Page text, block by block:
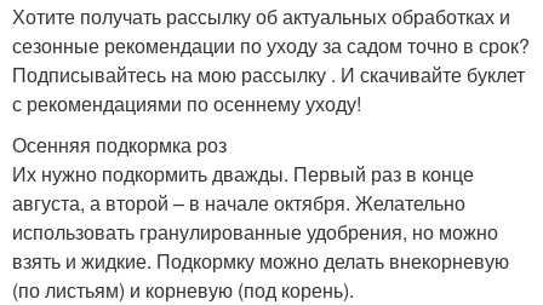
Хотите получать рассылку об актуальных обработках и
сезонные рекомендации по уходу за садом точно в срок?
Подписывайтесь на мою рассылку . И скачивайте буклет
с рекомендациями по осеннему уходу!
Осенняя подкормка роз
Их нужно подкормить дважды. Первый раз в конце
августа, а второй – в начале октября. Желательно
использовать гранулированные удобрения, но можно
взять и жидкие. Подкормку можно делать внекорневую
(по листьям) и корневую (под корень).